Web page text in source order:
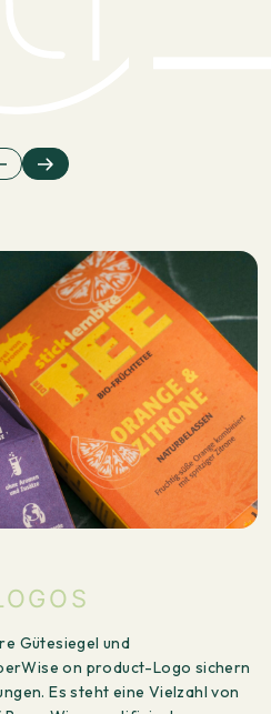
Gütesiegel und
on product-Logo sichern
Es steht eine Vielzahl von